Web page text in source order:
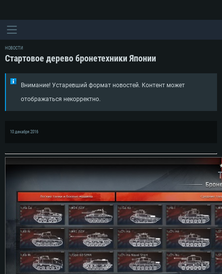
НОВОСТИ
Стартовое дерево бронетехники Японии
Внимание! Устаревший формат новостей. Контент может
отображаться некорректно.
10 декабря 2016